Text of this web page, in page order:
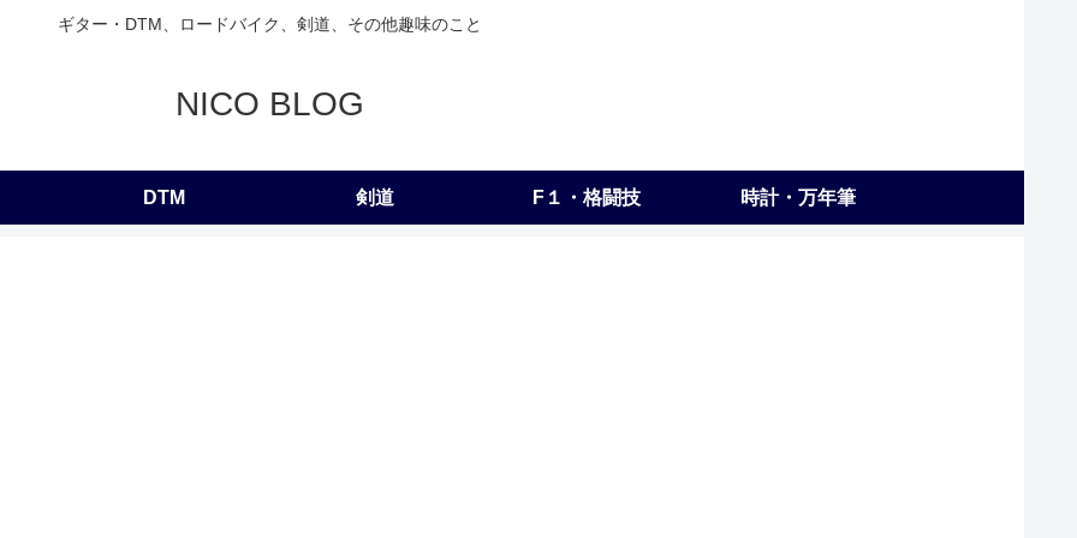
ギター・DTM、ロードバイク、剣道、その他趣味のこと
NICO BLOG
DTM 剣道 F１・格闘技 時計・万年筆